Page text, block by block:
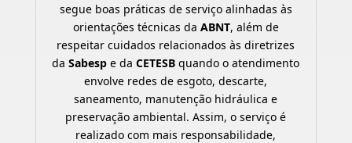
segue boas práticas de serviço alinhadas às
orientações técnicas da ABNT, além de
respeitar cuidados relacionados às diretrizes
daSabesp e daCETESB quando o atendimento
envolve redes de esgoto, descarte,
saneamento, manutenção hidráulica e
preservação ambiental. Assim, o serviço é
realizado com mais responsabilidade,